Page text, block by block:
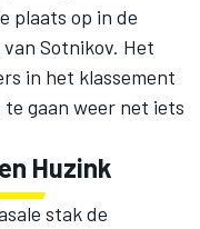
plaats op in de
Sotnikov. Het
in het klassement
gaan weer net iets
Huzink
stak de